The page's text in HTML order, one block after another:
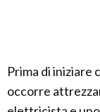
Prima di iniziare
occorre